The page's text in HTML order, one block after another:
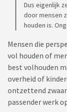
Dus eigenlijk
door mensen
houden is.
Mensen die
vol houden of
best volhouden
overheid of
ontzettend zwaar
passender werk